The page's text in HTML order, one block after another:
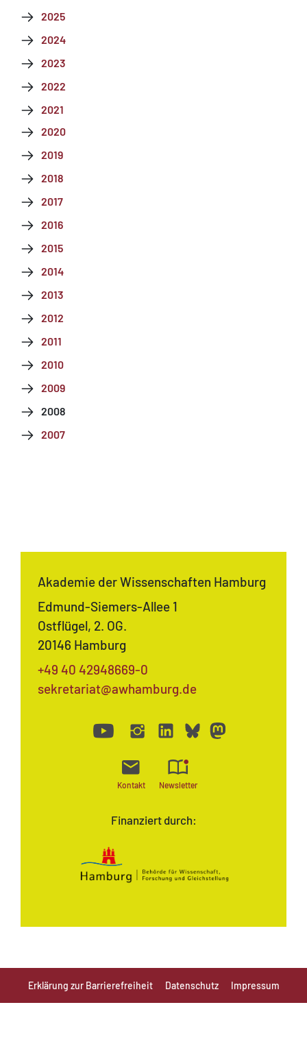
2025
2024
2023
2022
2021
2020
2019
2018
2017
2016
2015
2014
2013
2012
2011
2010
2009
2008
2007
Finanziert durch:
Akademie der Wissenschaften Hamburg
Edmund-Siemers-Allee 1
Ostflügel, 2. OG.
20146 Hamburg
+49 40 42948669-0
sekretariat@awhamburg.de
Kontakt Newsletter
Erklärung zur Barrierefreiheit Datenschutz Impressum